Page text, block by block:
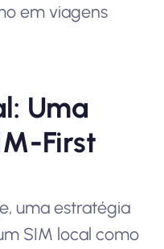
em viagens
Uma
First
uma estratégia
SIM local como